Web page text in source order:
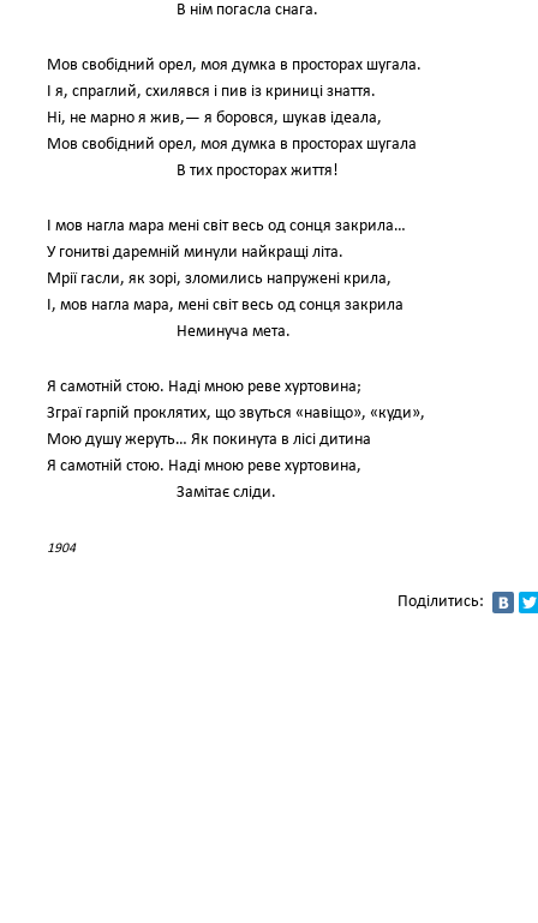
В нім погасла снага.
Мов свобідний орел, моя думка в просторах шугала.
І я, спраглий, схилявся і пив із криниці знаття.
Ні, не марно я жив,— я боровся, шукав ідеала,
Мов свобідний орел, моя думка в просторах шугала
В тих просторах життя!
І мов нагла мара мені світ весь од сонця закрила…
У гонитві даремній минули найкращі літа.
Мрії гасли, як зорі, зломились напружені крила,
І, мов нагла мара, мені світ весь од сонця закрила
Неминуча мета.
Я самотній стою. Наді мною реве хуртовина;
Зграї гарпій проклятих, що звуться «навіщо», «куди»,
Мою душу жеруть… Як покинута в лісі дитина
Я самотній стою. Наді мною реве хуртовина,
Замітає сліди.
1904
Поділитись: